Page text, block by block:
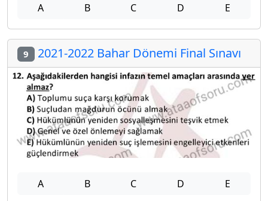
A B C D E
9 2021-2022 Bahar Dönemi Final Sınavı
A B C D E